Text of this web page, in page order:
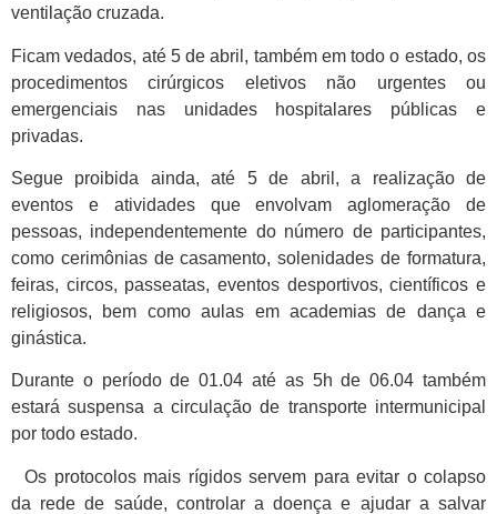
ventilação cruzada.
Ficam vedados, até 5 de abril, também em todo o estado, os
procedimentos cirúrgicos eletivos não urgentes ou
emergenciais nas unidades hospitalares públicas e
privadas.
Segue proibida ainda, até 5 de abril, a realização de
eventos e atividades que envolvam aglomeração de
pessoas, independentemente do número de participantes,
como cerimônias de casamento, solenidades de formatura,
feiras, circos, passeatas, eventos desportivos, científicos e
religiosos, bem como aulas em academias de dança e
ginástica.
Durante o período de 01.04 até as 5h de 06.04 também
estará suspensa a circulação de transporte intermunicipal
por todo estado. ⠀
⠀Os protocolos mais rígidos servem para evitar o colapso
da rede de saúde, controlar a doença e ajudar a salvar